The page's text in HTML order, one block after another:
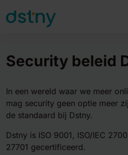
Security beleid
In een wereld waar we meer
mag security geen optie meer
de standaard bij Dstny.
Dstny is ISO 9001, ISO/IEC
27701 gecertificeerd.